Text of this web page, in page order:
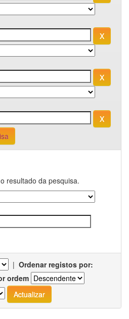
resultado da pesquisa.
| Ordenar registos por:
ordem